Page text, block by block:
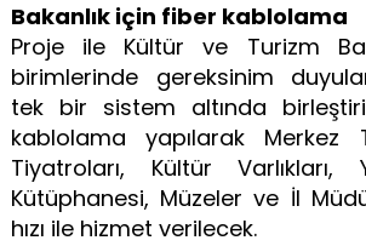
Bakanlık için fiber kablolama
Proje ile Kültür ve Turizm
birimlerinde gereksinim
tek bir sistem altında
kablolama yapılarak Merkez
Tiyatroları, Kültür Varlıkları,
Kütüphanesi, Müzeler ve İl
hızı ile hizmet verilecek.